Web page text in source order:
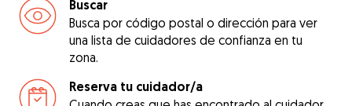
Buscar
Busca por código postal o dirección para ver
una lista de cuidadores de confianza en tu
zona.
Reserva tu cuidador/a